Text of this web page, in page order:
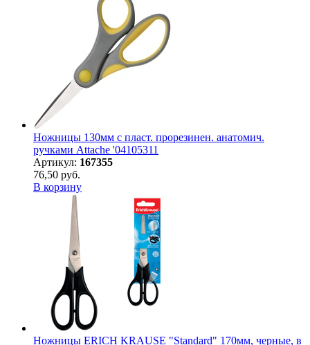
Ножницы 130мм с пласт. прорезинен. анатомич.
ручками Attache '04105311
Артикул: 167355
76,50 руб.
В корзину
Ножницы ERICH KRAUSE "Standard" 170мм, черные, в